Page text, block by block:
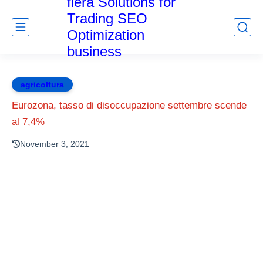
Trading SEO
Optimization
business
agricoltura
Eurozona, tasso di disoccupazione settembre scende
al 7,4%
November 3, 2021